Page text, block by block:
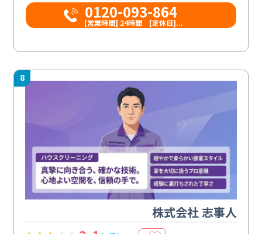
0120-093-864
[営業時間] 24時間 [定休日]...
8
株式会社 志事人